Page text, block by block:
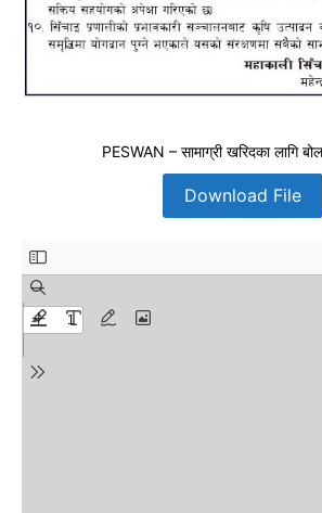
PESWAN – सामाग्री खरिदका लागि
Download File